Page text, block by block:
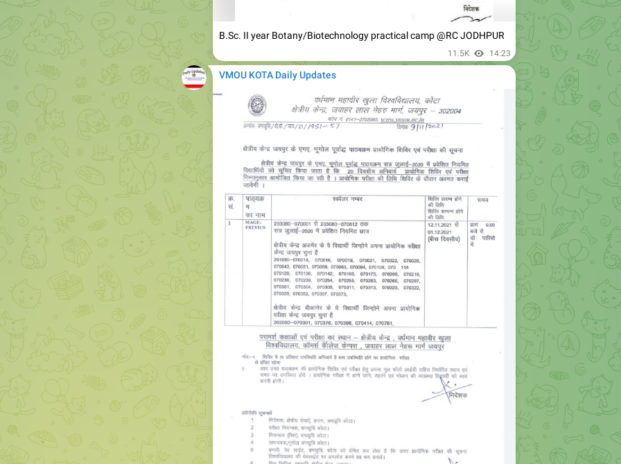
B.Sc. II year Botany/Biotechnology practical camp @RC JODHPUR
11.5K 14:23
VMOU KOTA Daily Updates